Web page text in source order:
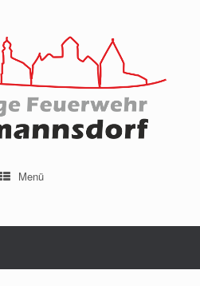
Menü